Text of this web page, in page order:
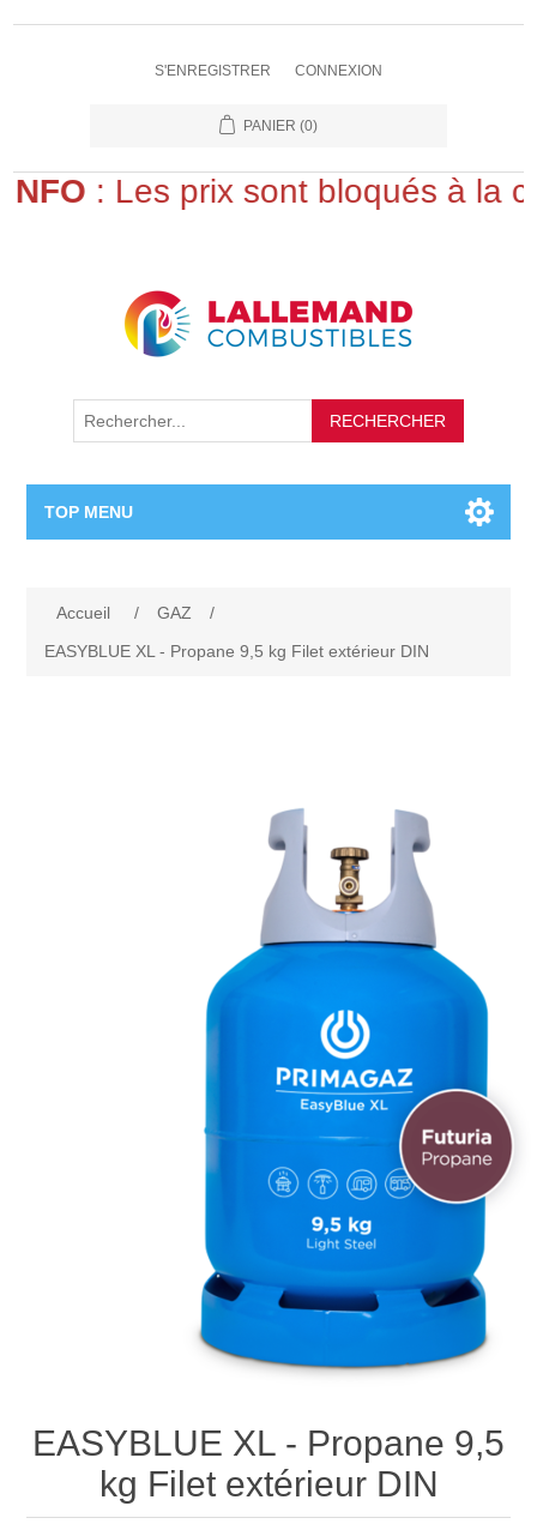
S'ENREGISTRER CONNEXION
PANIER (0)
: Les prix sont bloqués à la
RECHERCHER
TOP MENU
Produits
Accueil / GAZ
/
EASYBLUE XL - Propane 9,5 kg Filet extérieur DIN
EASYBLUE XL - Propane 9,5
kg Filet extérieur DIN